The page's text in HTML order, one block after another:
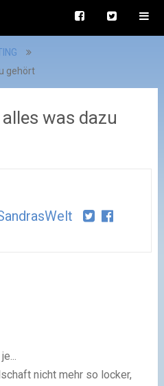
gehört
was dazu
nicht mehr so locker,